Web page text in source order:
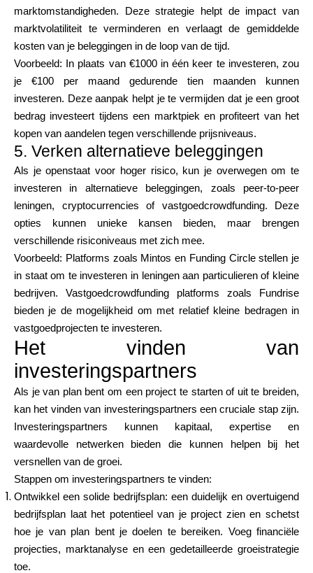
marktomstandigheden. Deze strategie helpt de impact van
marktvolatiliteit te verminderen en verlaagt de gemiddelde
kosten van je beleggingen in de loop van de tijd.
Voorbeeld: In plaats van €1000 in één keer te investeren, zou
je €100 per maand gedurende tien maanden kunnen
investeren. Deze aanpak helpt je te vermijden dat je een groot
bedrag investeert tijdens een marktpiek en profiteert van het
kopen van aandelen tegen verschillende prijsniveaus.
5. Verken alternatieve beleggingen
Als je openstaat voor hoger risico, kun je overwegen om te
investeren in alternatieve beleggingen, zoals peer-to-peer
leningen, cryptocurrencies of vastgoedcrowdfunding. Deze
opties kunnen unieke kansen bieden, maar brengen
verschillende risiconiveaus met zich mee.
Voorbeeld: Platforms zoals Mintos en Funding Circle stellen je
in staat om te investeren in leningen aan particulieren of kleine
bedrijven. Vastgoedcrowdfunding platforms zoals Fundrise
bieden je de mogelijkheid om met relatief kleine bedragen in
vastgoedprojecten te investeren.
Het vinden van
investeringspartners
Als je van plan bent om een project te starten of uit te breiden,
kan het vinden van investeringspartners een cruciale stap zijn.
Investeringspartners kunnen kapitaal, expertise en
waardevolle netwerken bieden die kunnen helpen bij het
versnellen van de groei.
Stappen om investeringspartners te vinden:
Ontwikkel een solide bedrijfsplan: een duidelijk en overtuigend
bedrijfsplan laat het potentieel van je project zien en schetst
hoe je van plan bent je doelen te bereiken. Voeg financiële
projecties, marktanalyse en een gedetailleerde groeistrategie
toe.